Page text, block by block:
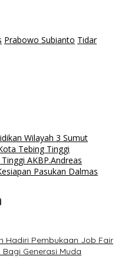
Prabowo Subianto Tidar
Wilayah 3 Sumut
Tebing Tinggi
AKBP.Andreas
Pasukan Dalmas
Hadiri Pembukaan Job Fair
Generasi Muda